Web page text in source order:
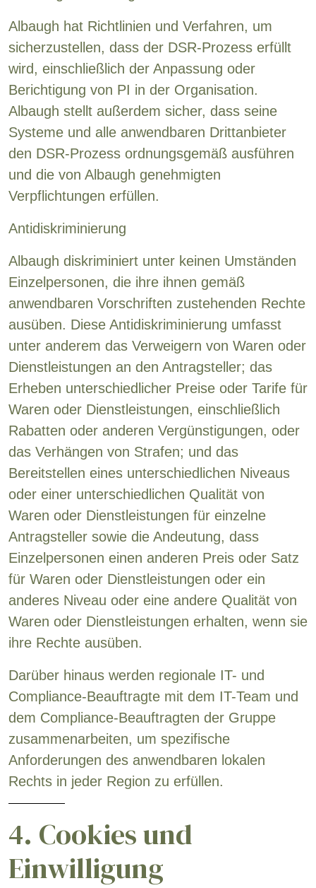
Albaugh hat Richtlinien und Verfahren, um
sicherzustellen, dass der DSR-Prozess erfüllt
wird, einschließlich der Anpassung oder
Berichtigung von PI in der Organisation.
Albaugh stellt außerdem sicher, dass seine
Systeme und alle anwendbaren Drittanbieter
den DSR-Prozess ordnungsgemäß ausführen
und die von Albaugh genehmigten
Verpflichtungen erfüllen.
Antidiskriminierung
Albaugh diskriminiert unter keinen Umständen
Einzelpersonen, die ihre ihnen gemäß
anwendbaren Vorschriften zustehenden Rechte
ausüben. Diese Antidiskriminierung umfasst
unter anderem das Verweigern von Waren oder
Dienstleistungen an den Antragsteller; das
Erheben unterschiedlicher Preise oder Tarife für
Waren oder Dienstleistungen, einschließlich
Rabatten oder anderen Vergünstigungen, oder
das Verhängen von Strafen; und das
Bereitstellen eines unterschiedlichen Niveaus
oder einer unterschiedlichen Qualität von
Waren oder Dienstleistungen für einzelne
Antragsteller sowie die Andeutung, dass
Einzelpersonen einen anderen Preis oder Satz
für Waren oder Dienstleistungen oder ein
anderes Niveau oder eine andere Qualität von
Waren oder Dienstleistungen erhalten, wenn sie
ihre Rechte ausüben.
Darüber hinaus werden regionale IT- und
Compliance-Beauftragte mit dem IT-Team und
dem Compliance-Beauftragten der Gruppe
zusammenarbeiten, um spezifische
Anforderungen des anwendbaren lokalen
Rechts in jeder Region zu erfüllen.
4. Cookies und
Einwilligung